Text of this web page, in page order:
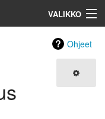
VALIKKO
Ohjeet